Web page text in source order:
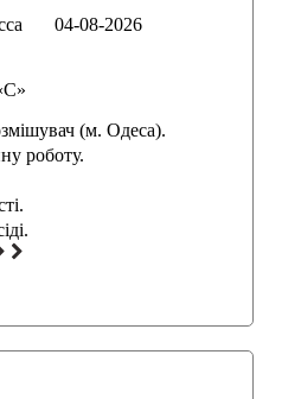
04-08-2026
(м. Одеса).
роботу.